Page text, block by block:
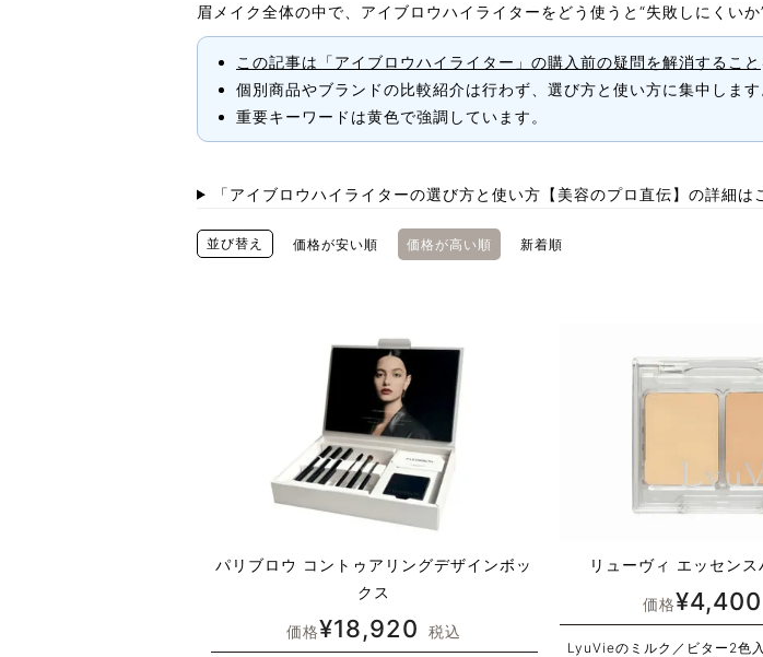
眉メイク全体の中で、アイブロウハイライターをどう使うと“失敗しにくいか
この記事は「アイブロウハイライター」の購入前の疑問を解消すること
個別商品やブランドの比較紹介は行わず、選び方と使い方に集中します
重要キーワードは黄色で強調しています。
「アイブロウハイライターの選び方と使い方【美容のプロ直伝】の詳細は
並び替え 価格が安い順 価格が高い順 新着順
パリブロウ コントゥアリングデザインボッ
クス
価格¥18,920 税込
リューヴィ エッセン
価格¥4,400
LyuVieのミルク／ビター2色